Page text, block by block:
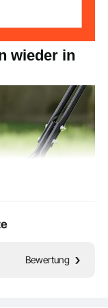
wieder in
Bewertung